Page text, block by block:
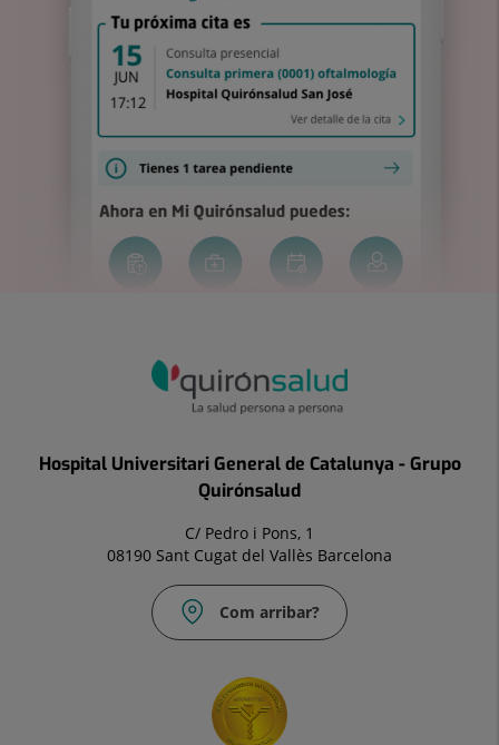
Hospital Universitari General de Catalunya - Grupo
Quirónsalud
C/ Pedro i Pons, 1
08190 Sant Cugat del Vallès Barcelona
Com arribar?